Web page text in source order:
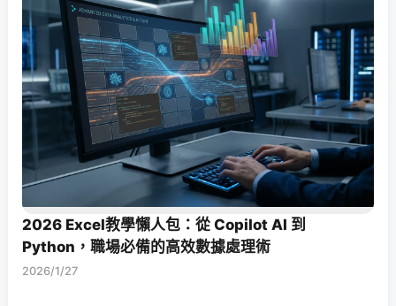
2026 Excel教學懶人包：從 Copilot AI 到
Python，職場必備的高效數據處理術
2026/1/27